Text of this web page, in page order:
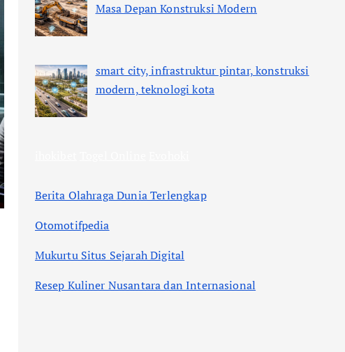
Masa Depan Konstruksi Modern
smart city, infrastruktur pintar, konstruksi
modern, teknologi kota
Berita Olahraga Dunia Terlengkap
Otomotifpedia
Mukurtu Situs Sejarah Digital
Resep Kuliner Nusantara dan Internasional